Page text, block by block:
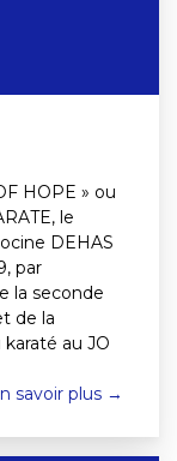
HOPE » ou
le
DEHAS
par
la seconde
de la
au JO
savoir plus →